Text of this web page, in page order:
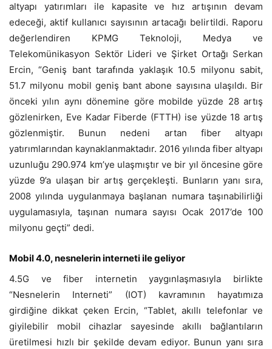
altyapı yatırımları ile kapasite ve hız artışının devam
edeceği, aktif kullanıcı sayısının artacağı belirtildi. Raporu
değerlendiren KPMG Teknoloji, Medya ve
Telekomünikasyon Sektör Lideri ve Şirket Ortağı Serkan
Ercin, “Geniş bant tarafında yaklaşık 10.5 milyonu sabit,
51.7 milyonu mobil geniş bant abone sayısına ulaşıldı. Bir
önceki yılın aynı dönemine göre mobilde yüzde 28 artış
gözlenirken, Eve Kadar Fiberde (FTTH) ise yüzde 18 artış
gözlenmiştir. Bunun nedeni artan fiber altyapı
yatırımlarından kaynaklanmaktadır. 2016 yılında fiber altyapı
uzunluğu 290.974 km’ye ulaşmıştır ve bir yıl öncesine göre
yüzde 9’a ulaşan bir artış gerçekleşti. Bunların yanı sıra,
2008 yılında uygulanmaya başlanan numara taşınabilirliği
uygulamasıyla, taşınan numara sayısı Ocak 2017’de 100
milyonu geçti” dedi.
Mobil 4.0, nesnelerin interneti ile geliyor
4.5G ve fiber internetin yaygınlaşmasıyla birlikte
“Nesnelerin Interneti” (IOT) kavramının hayatımıza
girdiğine dikkat çeken Ercin, “Tablet, akıllı telefonlar ve
giyilebilir mobil cihazlar sayesinde akıllı bağlantıların
üretilmesi hızlı bir şekilde devam ediyor. Bunun yanı sıra